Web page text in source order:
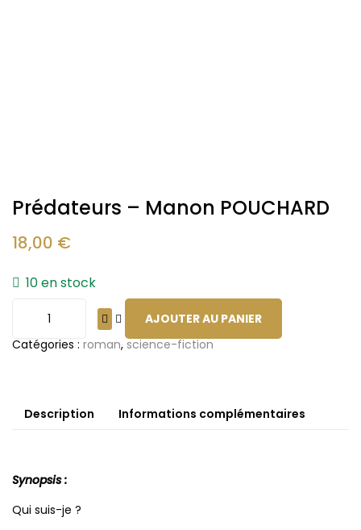
Prédateurs – Manon POUCHARD
18,00 €
10 en stock
AJOUTER AU PANIER
Catégories : roman, science-fiction
Description Informations complémentaires
Synopsis :
Qui suis-je ?